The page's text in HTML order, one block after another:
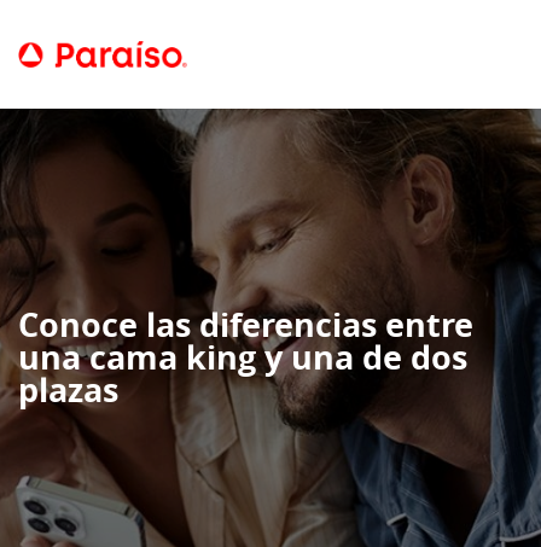
Conoce las diferencias entre
una cama king y una de dos
plazas